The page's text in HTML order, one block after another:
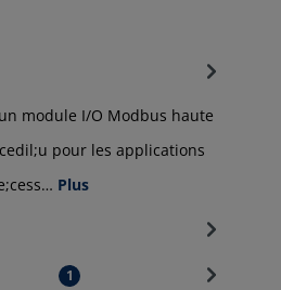
module I/O Modbus haute
pour les applications
Plus
1